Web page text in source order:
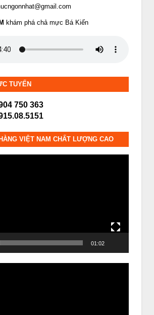
khám phá chả mực Bá Kiến
TUYẾN
750 363
VIỆT NAM CHẤT LƯỢNG CAO
01:02